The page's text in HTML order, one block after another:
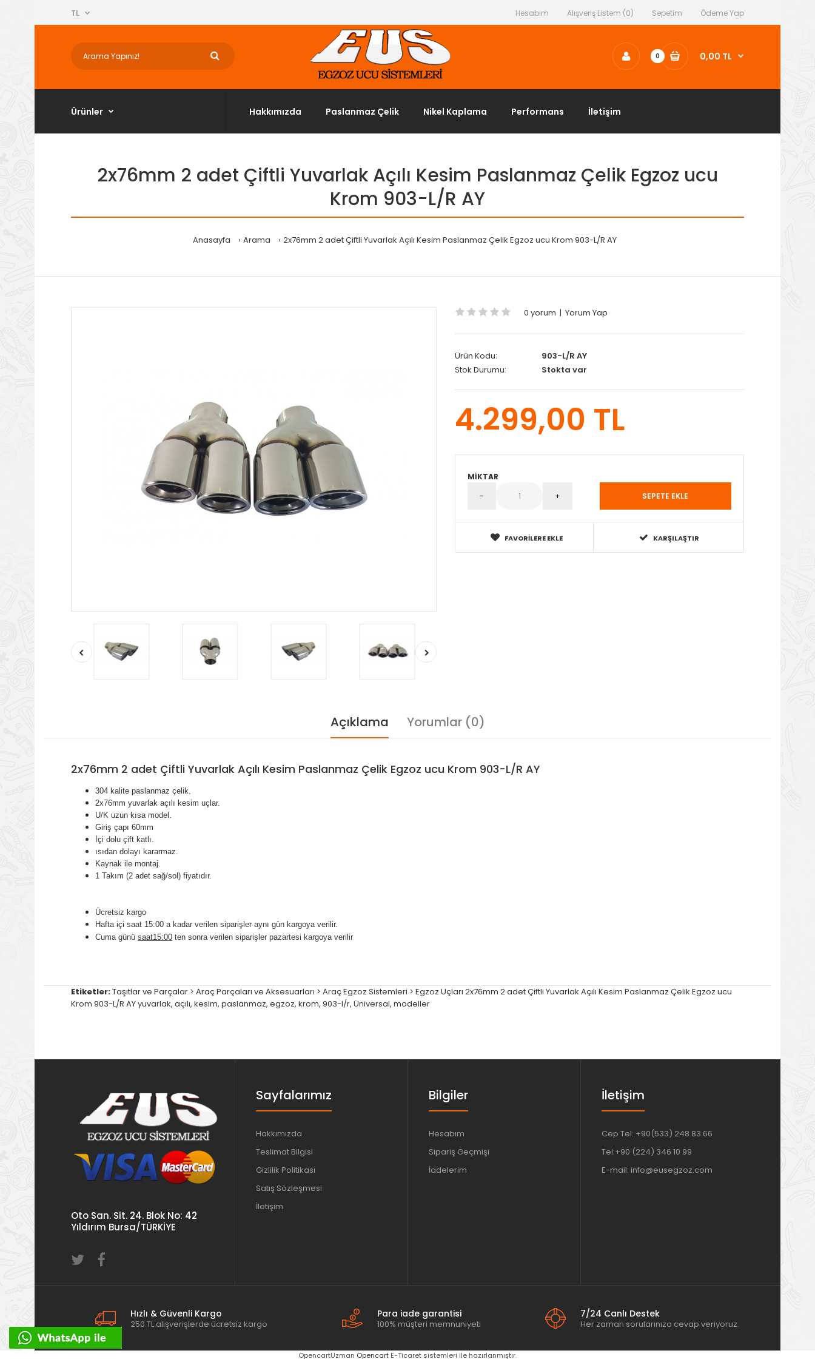
Hesabım Alışveriş Listem (0) Sepetim Ödeme Yap
TL
0 0,00 TL
Ürünler Hakkımızda Paslanmaz Çelik Nikel Kaplama Performans İletişim
2x76mm 2 adet Çiftli Yuvarlak Açılı Kesim Paslanmaz Çelik Egzoz ucu
Krom 903-L/R AY
Anasayfa Arama 2x76mm 2 adet Çiftli Yuvarlak Açılı Kesim Paslanmaz Çelik Egzoz ucu Krom 903-L/R AY
0 yorum |Yorum Yap
Ürün Kodu:
903-L/R AY
Stok Durumu:
Stokta var
4.299,00 TL
MIKTAR
FAVORILERE EKLE KARŞILAŞTIR
Açıklama Yorumlar (0)
2x76mm 2 adet Çiftli Yuvarlak Açılı Kesim Paslanmaz Çelik Egzoz ucu Krom 903-L/R AY
304 kalite paslanmaz çelik.
2x76mm yuvarlak açılı kesim uçlar.
U/K uzun kısa model.
Giriş çapı 60mm
İçi dolu çift katlı.
ısıdan dolayı kararmaz.
Kaynak ile montaj.
1 Takım (2 adet sağ/sol) fiyatıdır.
Ücretsiz kargo
Hafta içi saat 15:00 a kadar verilen siparişler aynı gün kargoya verilir.
Cuma günü saat15:00 ten sonra verilen siparişler pazartesi kargoya verilir
Etiketler:Taşıtlar ve Parçalar > Araç Parçaları ve Aksesuarları > Araç Egzoz Sistemleri > Egzoz Uçları 2x76mm 2 adet Çiftli Yuvarlak Açılı Kesim Paslanmaz Çelik Egzoz ucu
Krom 903-L/R AY yuvarlak, açılı, kesim, paslanmaz, egzoz, krom, 903-l/r, Üniversal, modeller
Oto San. Sit. 24. Blok No: 42
Yıldırım Bursa/TÜRKİYE
Sayfalarımız
Hakkımızda
Teslimat Bilgisi
Gizlilik Politikası
Satış Sözleşmesi
İletişim
Bilgiler
Hesabım
Sipariş Geçmişi
İadelerim
İletişim
Cep Tel: +90(533) 248 83 66
Tel:+90 (224) 346 10 99
E-mail: info@eusegzoz.com
Hızlı & Güvenli Kargo
250 TL alışverişlerde ücretsiz kargo
Para iade garantisi
100% müşteri memnuniyeti
7/24 Canlı Destek
Her zaman sorularınıza cevap veriyoruz.
OpencartUzman Opencart E-Ticaret sistemleri ile hazırlanmıştır.